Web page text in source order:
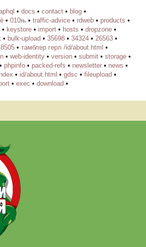
• docs • contact • blog •
• 010њ • traffic-advice • rdweb • products •
• keystore • import • hosts • dropzone •
• bulk-upload • 35698 • 34324 • 26563 •
• тамблер герл /id/about.html •
• web-identity • version • submit • storage •
• phpinfo • packed-refs • newsletter • news •
• id/about.html • gdsc • fileupload •
• exec • download •